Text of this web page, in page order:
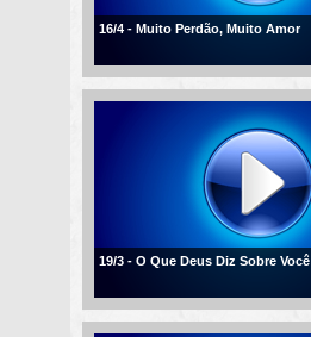
16/4 - Muito Perdão, Muito Amor
19/3 - O Que Deus Diz Sobre Você